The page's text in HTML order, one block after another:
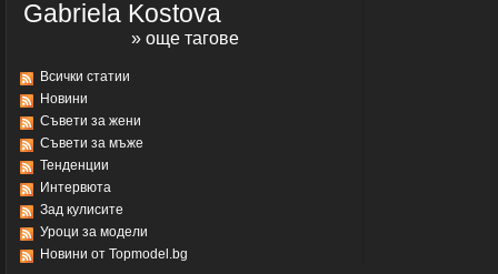
Gabriela Kostova
» още тагове
Всички статии
Новини
Съвети за жени
Съвети за мъже
Тенденции
Интервюта
Зад кулисите
Уроци за модели
Новини от Topmodel.bg